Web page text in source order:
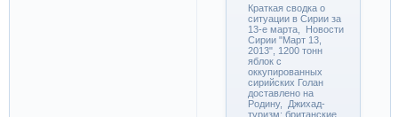
Краткая сводка о
ситуации в Сирии за
13-е марта, Новости
Сирии "Март 13,
2013", 1200 тонн
яблок с
оккупированных
сирийских Голан
доставлено на
Родину, Джихад-
туризм: британские